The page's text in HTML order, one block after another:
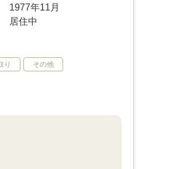
1977年11月
居住中
り その他